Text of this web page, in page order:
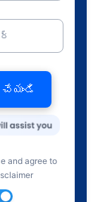
and agree to